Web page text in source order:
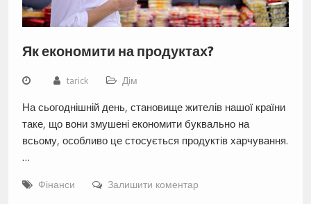
Як економити на продуктах?
tarick Дім
На сьогоднішній день, становище жителів нашої країни
таке, що вони змушені економити буквально на
всьому, особливо це стосується продуктів харчування.
…
Фінанси Залишити коментар